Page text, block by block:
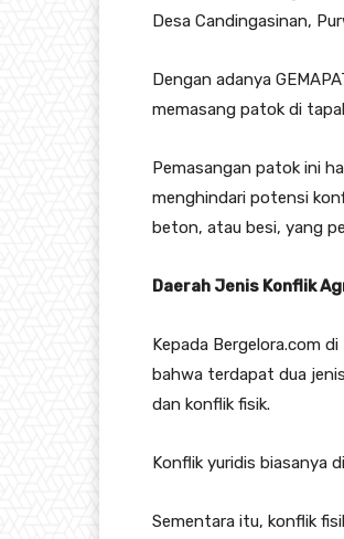
Desa Candingasinan,
Dengan adanya
memasang patok di
Pemasangan patok ini
menghindari potensi
beton, atau besi, yang
Daerah Jenis Konflik
Kepada Bergelora.com
bahwa terdapat dua
dan konflik fisik.
Konflik yuridis biasanya
Sementara itu, konflik